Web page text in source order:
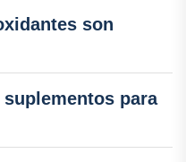
son
para